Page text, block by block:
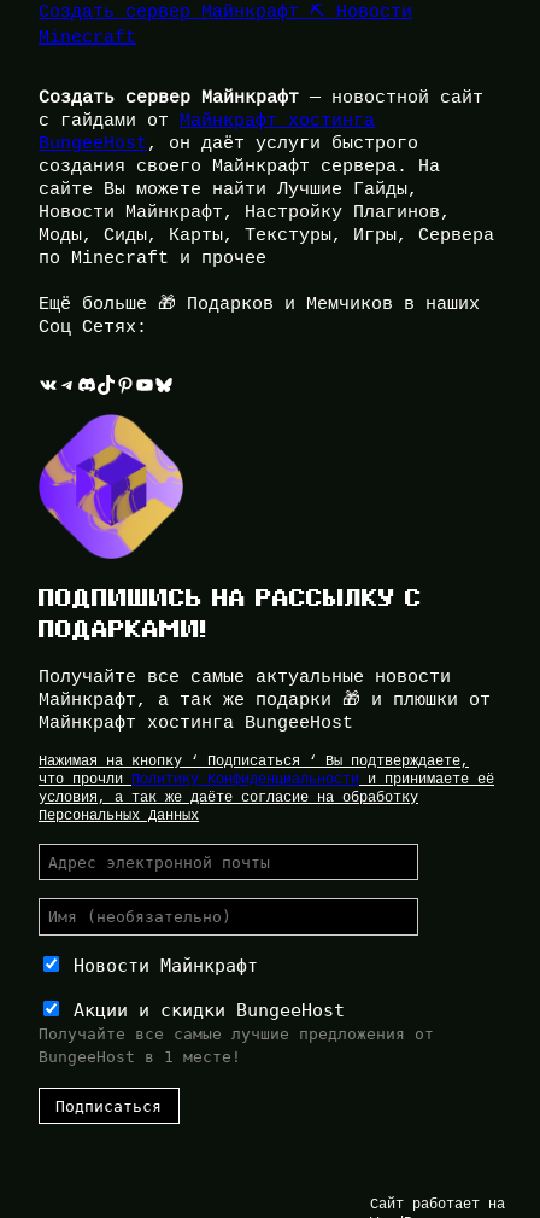
Создать сервер Майнкрафт ⛏️ Новости
Minecraft
Создать сервер Майнкрафт — новостной сайт
с гайдами от Майнкрафт хостинга
BungeeHost, он даёт услуги быстрого
создания своего Майнкрафт сервера. На
сайте Вы можете найти Лучшие Гайды,
Новости Майнкрафт, Настройку Плагинов,
Моды, Сиды, Карты, Текстуры, Игры, Сервера
по Minecraft и прочее
Ещё больше 🎁 Подарков и Мемчиков в наших
Соц Сетях:
ВКонтакте Telegram Discord TikTok Pinterest YouTube Bluesky
ПОДПИШИСЬ НА РАССЫЛКУ С
ПОДАРКАМИ!
Получайте все самые актуальные новости
Майнкрафт, а так же подарки 🎁 и плюшки от
Майнкрафт хостинга BungeeHost
Нажимая на кнопку ‘ Подписаться ‘ Вы подтверждаете,
что прочли Политику Конфиденциальности и принимаете её
условия, а так же даёте согласие на обработку
Персональных Данных
Новости Майнкрафт
Акции и скидки BungeeHost
Получайте все самые лучшие предложения от
BungeeHost в 1 месте!
Сайт работает на